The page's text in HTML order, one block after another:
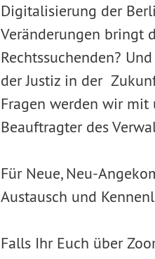
Digitalisierung der
Veränderungen bringt
Rechtssuchenden?
der Justiz in der
Fragen werden wir
Beauftragter des
Für Neue, Neu-
Austausch und
Falls Ihr Euch über